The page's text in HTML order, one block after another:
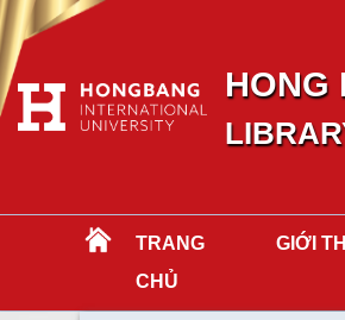
HONG
TRANG
CHỦ
GIỚI